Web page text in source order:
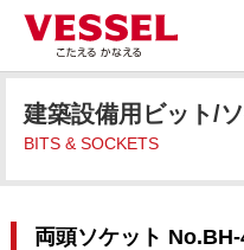
建築設備用ビット/
BITS & SOCKETS
両頭ソケット